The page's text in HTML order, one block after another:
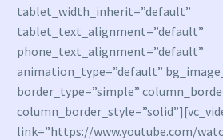
tablet_width_inherit=”default”
tablet_text_alignment=”default”
phone_text_alignment=”default”
animation_type=”default”
border_type=”simple”
link=”https://www.youtube.com/